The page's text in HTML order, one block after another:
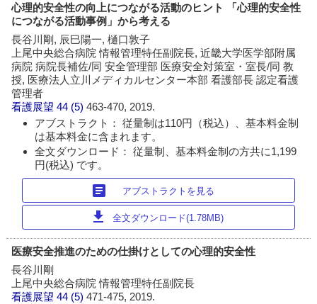
心理的安全性の向上につながる活動のヒント 「心理的安全性
につながる活動事例」から考える
長谷川剛, 辰巳陽一, 樋口敦子
上尾中央総合病院 情報管理特任副院長, 近畿大学医学部附属
病院 病院長補佐/同 安全管理部 医療安全対策室・室長/同 教
授, 医療法人立川メディカルセンター本部 看護部長 認定看護
管理者
看護展望 44 (5)463-470, 2019.
アブストラクト： 従量制は110円（税込）、基本料金制
は基本料金に含まれます。
全文ダウンロード： 従量制、基本料金制の方共に1,199
円(税込) です。
article アブストラクトを見る
download 全文ダウンロード(1.78MB)
医療安全推進のための仕掛けとしての心理的安全性
長谷川剛
上尾中央総合病院 情報管理特任副院長
看護展望 44 (5)471-475, 2019.